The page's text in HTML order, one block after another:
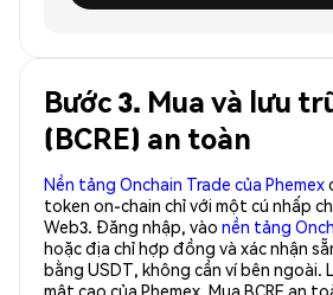
Bước 3. Mua và lưu
(BCRE) an toàn
Nền tảng Onchain Trade của Phemex
token on-chain chỉ với một cú nhấp
Web3. Đăng nhập, vào nền tảng
hoặc địa chỉ hợp đồng và xác nhận
bằng USDT, không cần ví bên
mật cao của Phemex. Mua BCRE an